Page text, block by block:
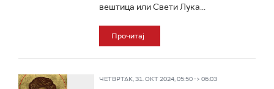
вештица или Свети Лука...
Прочитај
ЧЕТВРТАК, 31. ОКТ 2024, 05:50 -> 06:03